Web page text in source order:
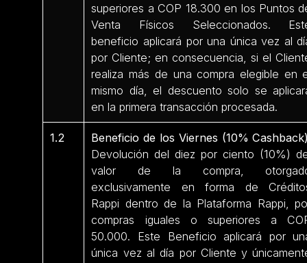
superiores a COP 18.300 en los Puntos
Venta Físicos Seleccionados.
beneficio aplicará por una única vez al
por Cliente; en consecuencia, si el
realiza más de una compra elegible en
mismo día, el descuento solo se
en la primera transacción procesada.
1.2
Beneficio de los Viernes (10%
Devolución del diez por ciento (10%)
valor de la compra,
exclusivamente en forma de
Rappi dentro de la Plataforma Rappi,
compras iguales o superiores a
50.000. Este Beneficio aplicará por
única vez al día por Cliente y